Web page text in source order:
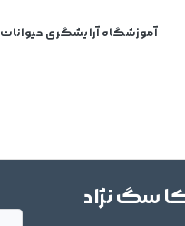
آموزشگاه آرایشگری حیوانات
سگ نژاد